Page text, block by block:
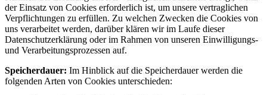
der Einsatz von Cookies erforderlich ist, um unsere vertraglichen
Verpflichtungen zu erfüllen. Zu welchen Zwecken die Cookies von
uns verarbeitet werden, darüber klären wir im Laufe dieser
Datenschutzerklärung oder im Rahmen von unseren Einwilligungs-
und Verarbeitungsprozessen auf.
Speicherdauer: Im Hinblick auf die Speicherdauer werden die
folgenden Arten von Cookies unterschieden: